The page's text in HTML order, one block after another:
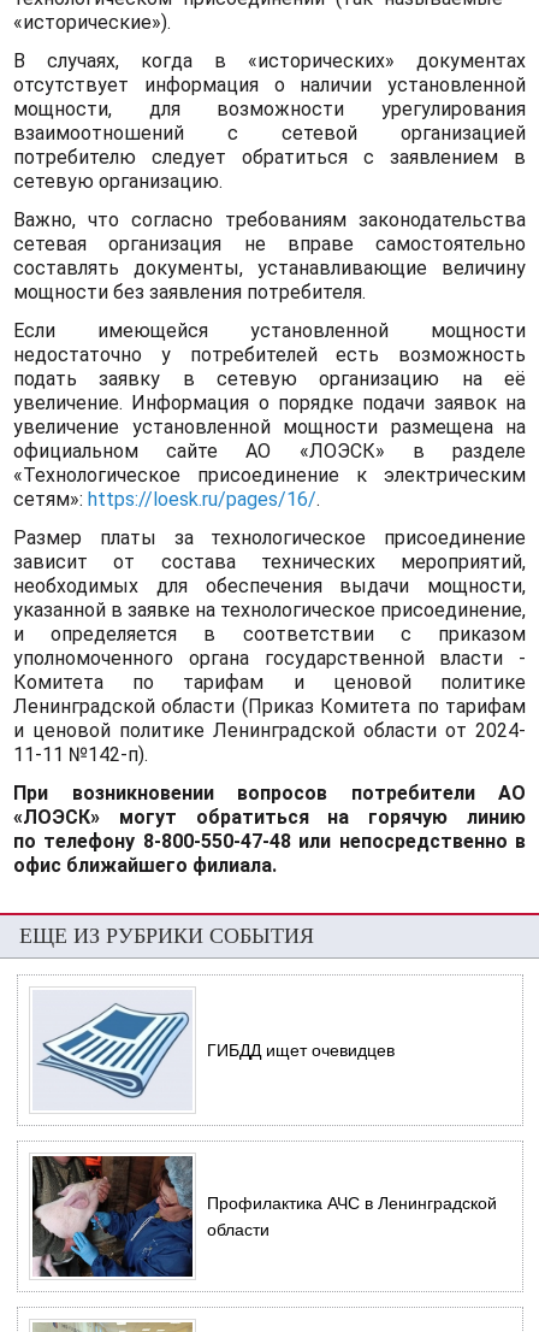
«исторические»).
В случаях, когда в «исторических» документах
отсутствует информация о наличии установленной
мощности, для возможности урегулирования
взаимоотношений с сетевой организацией
потребителю следует обратиться с заявлением в
сетевую организацию.
Важно, что согласно требованиям законодательства
сетевая организация не вправе самостоятельно
составлять документы, устанавливающие величину
мощности без заявления потребителя.
Если имеющейся установленной мощности
недостаточно у потребителей есть возможность
подать заявку в сетевую организацию на её
увеличение. Информация о порядке подачи заявок на
увеличение установленной мощности размещена на
официальном сайте АО «ЛОЭСК» в разделе
«Технологическое присоединение к электрическим
сетям»: https://loesk.ru/pages/16/.
Размер платы за технологическое присоединение
зависит от состава технических мероприятий,
необходимых для обеспечения выдачи мощности,
указанной в заявке на технологическое присоединение,
и определяется в соответствии с приказом
уполномоченного органа государственной власти -
Комитета по тарифам и ценовой политике
Ленинградской области (Приказ Комитета по тарифам
и ценовой политике Ленинградской области от 2024-
11-11 №142-п).
При возникновении вопросов потребители АО
«ЛОЭСК» могут обратиться на горячую линию
по телефону 8-800-550-47-48 или непосредственно в
офис ближайшего филиала.
ЕЩЕ ИЗ РУБРИКИ СОБЫТИЯ
ГИБДД ищет очевидцев
Профилактика АЧС в Ленинградской
области